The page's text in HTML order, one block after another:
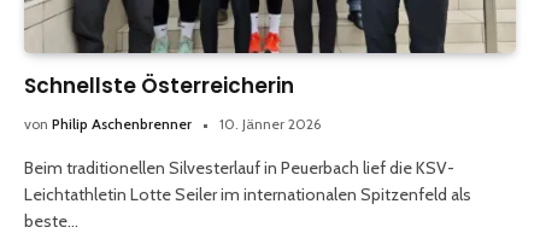
Schnellste Österreicherin
von Philip Aschenbrenner 10. Jänner 2026
Beim traditionellen Silvesterlauf in Peuerbach lief die KSV-
Leichtathletin Lotte Seiler im internationalen Spitzenfeld als
beste…